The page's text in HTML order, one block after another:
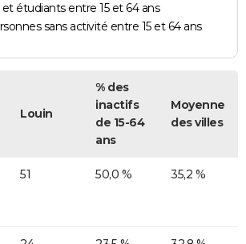
étudiants entre 15 et 64 ans
sans activité entre 15 et 64 ans
Louin
% des
inactifs
de 15-64
ans
Moyenne
des villes
51 50,0 % 35,2 %